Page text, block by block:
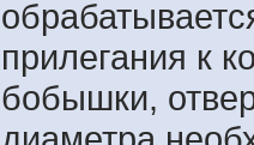
прилегания к
бобышки,